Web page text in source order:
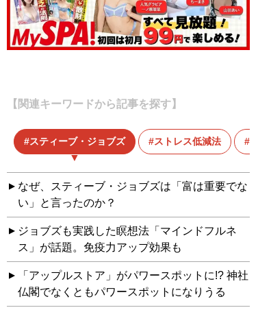
【関連キーワードから記事を探す】
スティーブ・ジョブズ ストレス低減法
なぜ、スティーブ・ジョブズは「富は重要でな
い」と言ったのか？
ジョブズも実践した瞑想法「マインドフルネ
ス」が話題。免疫力アップ効果も
「アップルストア」がパワースポットに!? 神社
仏閣でなくともパワースポットになりうる